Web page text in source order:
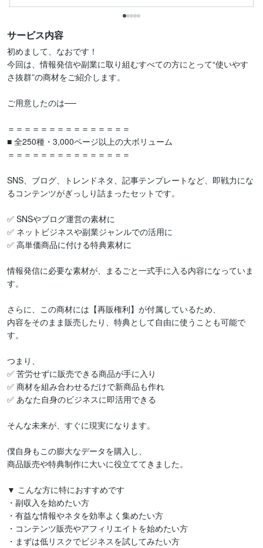
サービス内容
初めまして、なおです！
今回は、情報発信や副業に取り組むすべての方にとって“使いやす
さ抜群”の商材をご紹介します。
ご用意したのは──
＝＝＝＝＝＝＝＝＝＝＝＝＝＝＝
■ 全250種・3,000ページ以上の大ボリューム
＝＝＝＝＝＝＝＝＝＝＝＝＝＝＝
SNS、ブログ、トレンドネタ、記事テンプレートなど、即戦力にな
るコンテンツがぎっしり詰まったセットです。
✅ SNSやブログ運営の素材に
✅ ネットビジネスや副業ジャンルでの活用に
✅ 高単価商品に付ける特典素材に
情報発信に必要な素材が、まるごと一式手に入る内容になっていま
す。
さらに、この商材には【再販権利】が付属しているため、
内容をそのまま販売したり、特典として自由に使うことも可能で
す。
つまり、
✅ 苦労せずに販売できる商品が手に入り
✅ 商材を組み合わせるだけで新商品も作れ
✅ あなた自身のビジネスに即活用できる
そんな未来が、すぐに現実になります。
僕自身もこの膨大なデータを購入し、
商品販売や特典制作に大いに役立ててきました。
▼ こんな方に特におすすめです
・副収入を始めたい方
・有益な情報やネタを効率よく集めたい方
・コンテンツ販売やアフィリエイトを始めたい方
・まずは低リスクでビジネスを試してみたい方